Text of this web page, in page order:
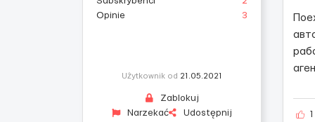
Opinie
3
Użytkownik od 21.05.2021
Zablokuj
Narzekać
Udostępnij 1